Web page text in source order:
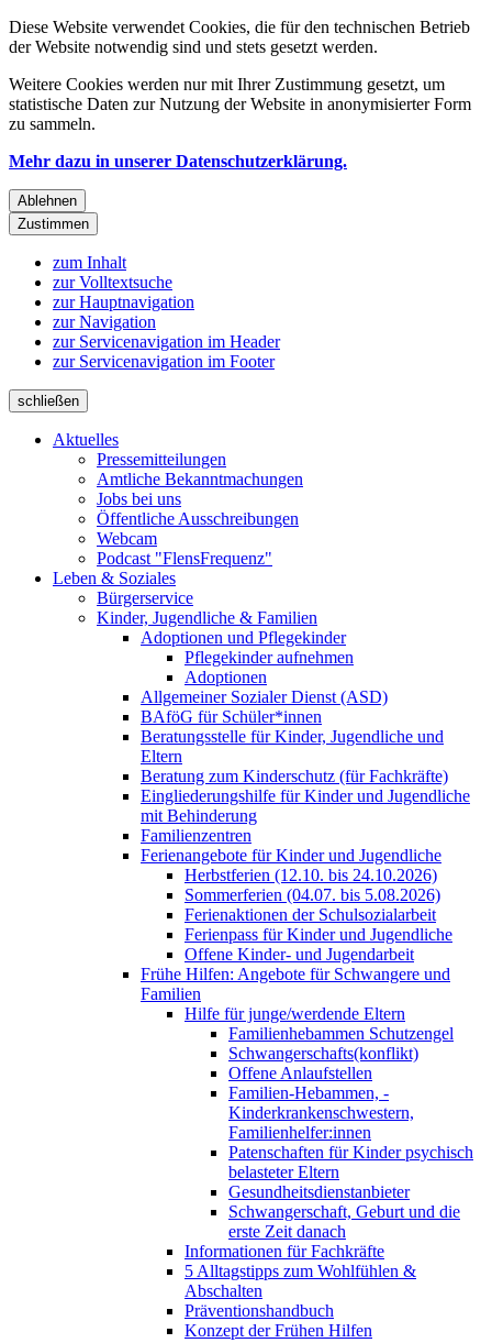
Diese Website verwendet Cookies, die für den technischen Betrieb
der Website notwendig sind und stets gesetzt werden.
Weitere Cookies werden nur mit Ihrer Zustimmung gesetzt, um
statistische Daten zur Nutzung der Website in anonymisierter Form
zu sammeln.
Mehr dazu in unserer Datenschutzerklärung.
Ablehnen
Zustimmen
zum Inhalt
zur Volltextsuche
zur Hauptnavigation
zur Navigation
zur Servicenavigation im Header
zur Servicenavigation im Footer
schließen
Aktuelles
Pressemitteilungen
Amtliche Bekanntmachungen
Jobs bei uns
Öffentliche Ausschreibungen
Webcam
Podcast "FlensFrequenz"
Leben & Soziales
Bürgerservice
Kinder, Jugendliche & Familien
Adoptionen und Pflegekinder
Pflegekinder aufnehmen
Adoptionen
Allgemeiner Sozialer Dienst (ASD)
BAföG für Schüler*innen
Beratungsstelle für Kinder, Jugendliche und
Eltern
Beratung zum Kinderschutz (für Fachkräfte)
Eingliederungshilfe für Kinder und Jugendliche
mit Behinderung
Familienzentren
Ferienangebote für Kinder und Jugendliche
Herbstferien (12.10. bis 24.10.2026)
Sommerferien (04.07. bis 5.08.2026)
Ferienaktionen der Schulsozialarbeit
Ferienpass für Kinder und Jugendliche
Offene Kinder- und Jugendarbeit
Frühe Hilfen: Angebote für Schwangere und
Familien
Hilfe für junge/werdende Eltern
Familienhebammen Schutzengel
Schwangerschafts(konflikt)
Offene Anlaufstellen
Familien-Hebammen, -
Kinderkrankenschwestern,
Familienhelfer:innen
Patenschaften für Kinder psychisch
belasteter Eltern
Gesundheitsdienstanbieter
Schwangerschaft, Geburt und die
erste Zeit danach
Informationen für Fachkräfte
5 Alltagstipps zum Wohlfühlen &
Abschalten
Präventionshandbuch
Konzept der Frühen Hilfen